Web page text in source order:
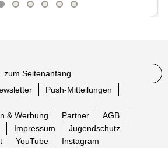
zum Seitenanfang
Push-Mitteilungen
& Werbung Partner
AGB
Impressum
Jugendschutz
YouTube Instagram